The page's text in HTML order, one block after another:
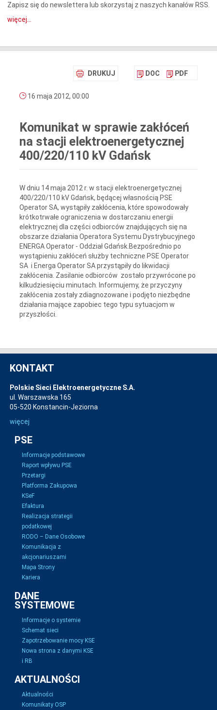
Zapisz się do newslettera lub skorzystaj z naszych kanałów RSS.
więcej...
DRUKUJ DOC PDF
16 maja 2012, 00:00
Komunikat w sprawie zakłóceń
na stacji elektroenergetycznej
400/220/110 kV Gdańsk
W dniu 14 maja 2012 r. w stacji elektroenergetycznej
400/220/110 kV Gdańsk, będącej własnością PSE
Operator SA, wystąpiły zakłócenia, które spowodowały
krótkotrwałe ograniczenia w dostarczaniu energii
elektrycznej dla części odbiorców znajdujących się na
obszarze działania Operatora Systemu Dystrybucyjnego
ENERGA Operator - Oddział Gdańsk.Bezpośrednio po
wystąpieniu zakłóceń służby techniczne PSE Operator
SA i Energa Operator SA przystąpiły do likwidacji
zakłócenia. Zasilanie odbiorców zostało przywrócone po
kilkudziesięciu minutach. Informujemy, że przyczyny
zakłócenia zostały zdiagnozowane i podjęto niezbędne
działania mające zapobiec tego typu sytuacjom w
przyszłości.
KONTAKT
Polskie Sieci Elektroenergetyczne S.A.
ul. Warszawska 165
05-520 Konstancin-Jeziorna
więcej
PSE
Informacje podstawowe
Raport wpływu PSE
Przetargi
Platforma Zakupowa
KSeF
Efaktura
Realizacja strategii
podatkowej
RODO – Dane Osobowe
Komunikacja z
akcjonariuszami
Mapa Strony
Kariera
DANE
SYSTEMOWE
Informacje o systemie
Schemat sieci
Zapotrzebowanie mocy KSE
Nowa strona z danymi KSE
i RB
AKTUALNOŚCI
Aktualności
Komunikaty OSP